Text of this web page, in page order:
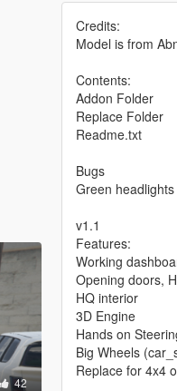
42
Credits:
Model is from
Contents:
Addon Folder
Replace Folder
Readme.txt
Bugs
Green headlights
v1.1
Features:
Working
Opening doors,
HQ interior
3D Engine
Hands on
Big Wheels
Replace for 4x4